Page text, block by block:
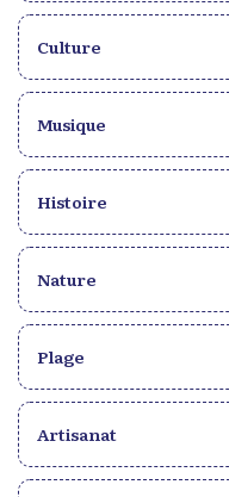
Culture
Musique
Histoire
Nature
Plage
Artisanat